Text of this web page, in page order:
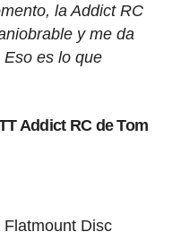
la Addict RC
y me da
es lo que
Addict RC de Tom
Disc